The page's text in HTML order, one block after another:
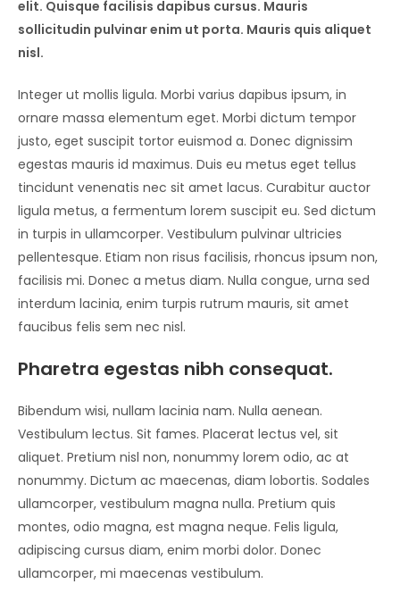
elit. Quisque facilisis dapibus cursus. Mauris
sollicitudin pulvinar enim ut porta. Mauris quis aliquet
nisl.
Integer ut mollis ligula. Morbi varius dapibus ipsum, in
ornare massa elementum eget. Morbi dictum tempor
justo, eget suscipit tortor euismod a. Donec dignissim
egestas mauris id maximus. Duis eu metus eget tellus
tincidunt venenatis nec sit amet lacus. Curabitur auctor
ligula metus, a fermentum lorem suscipit eu. Sed dictum
in turpis in ullamcorper. Vestibulum pulvinar ultricies
pellentesque. Etiam non risus facilisis, rhoncus ipsum non,
facilisis mi. Donec a metus diam. Nulla congue, urna sed
interdum lacinia, enim turpis rutrum mauris, sit amet
faucibus felis sem nec nisl.
Pharetra egestas nibh consequat.
Bibendum wisi, nullam lacinia nam. Nulla aenean.
Vestibulum lectus. Sit fames. Placerat lectus vel, sit
aliquet. Pretium nisl non, nonummy lorem odio, ac at
nonummy. Dictum ac maecenas, diam lobortis. Sodales
ullamcorper, vestibulum magna nulla. Pretium quis
montes, odio magna, est magna neque. Felis ligula,
adipiscing cursus diam, enim morbi dolor. Donec
ullamcorper, mi maecenas vestibulum.